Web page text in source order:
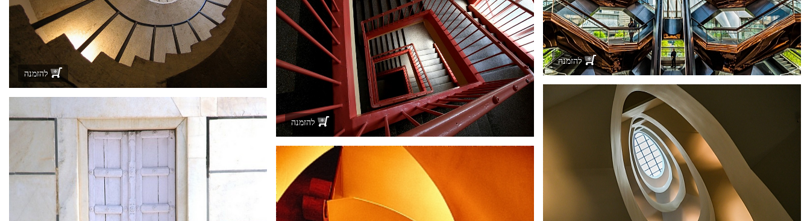
להזמנה
להזמנה
להזמנה